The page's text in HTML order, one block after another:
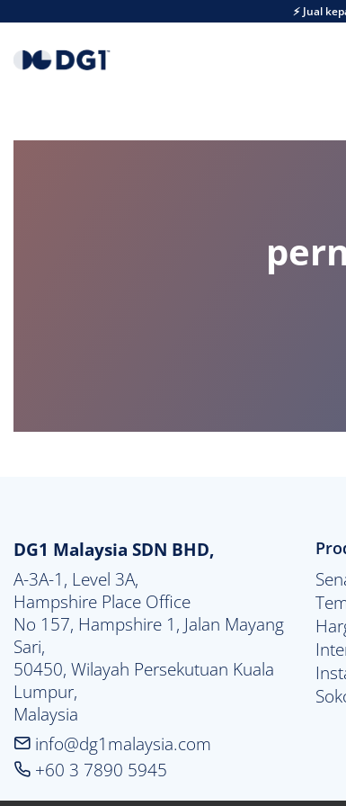
⚡ Jual
DG1 Malaysia SDN BHD,
A-3A-1, Level 3A,
Hampshire Place Office
No 157, Hampshire 1, Jalan Mayang
Sari,
50450, Wilayah Persekutuan Kuala
Lumpur,
Malaysia
info@dg1malaysia.com
+60 3 7890 5945